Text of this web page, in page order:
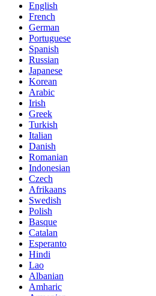
English
French
German
Portuguese
Spanish
Russian
Japanese
Korean
Arabic
Irish
Greek
Turkish
Italian
Danish
Romanian
Indonesian
Czech
Afrikaans
Swedish
Polish
Basque
Catalan
Esperanto
Hindi
Lao
Albanian
Amharic